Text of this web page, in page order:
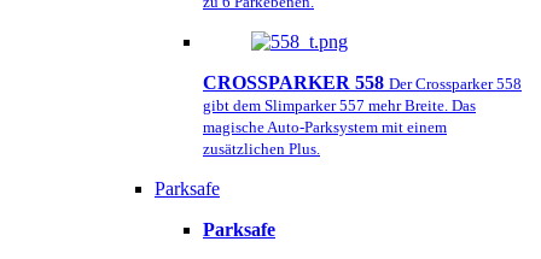
CROSSPARKER 558 Der Crossparker 558
gibt dem Slimparker 557 mehr Breite. Das
magische Auto-Parksystem mit einem
zusätzlichen Plus.
Parksafe
Parksafe